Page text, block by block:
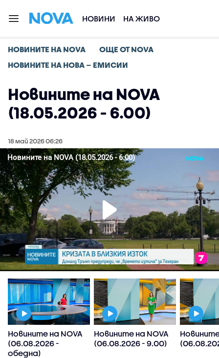
НОВИНИ НА ЖИВО
НОВИНИТЕ НА NOVA
ОЩЕ ОТ NOVA
НОВИНИТЕ НА НОВА – ЕМИСИИ
Новините на NOVA
(18.05.2026 - 6.00)
18 май 2026 06:26
Новините на NOVA
(06.08.2026 -
обедна)
Новините на NOVA
(06.08.2026 - 9.00)